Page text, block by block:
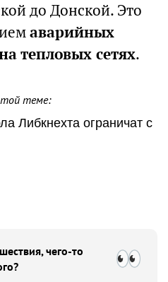
до Донской. Это
аварийных
тепловых сетях.
теме:
Либкнехта ограничат с
чего-то